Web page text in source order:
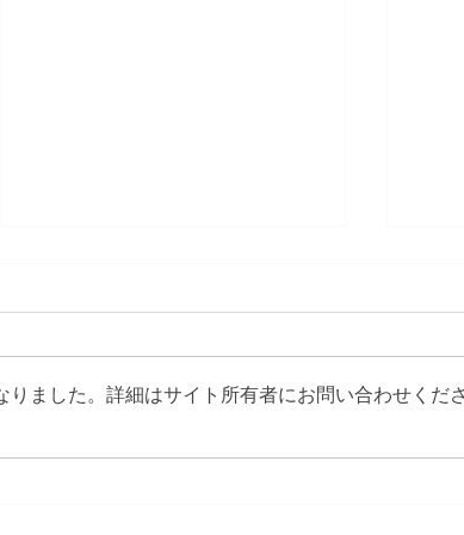
Tokyo Pride 2026
ました。詳細はサイト所有者にお問い合わせくださ